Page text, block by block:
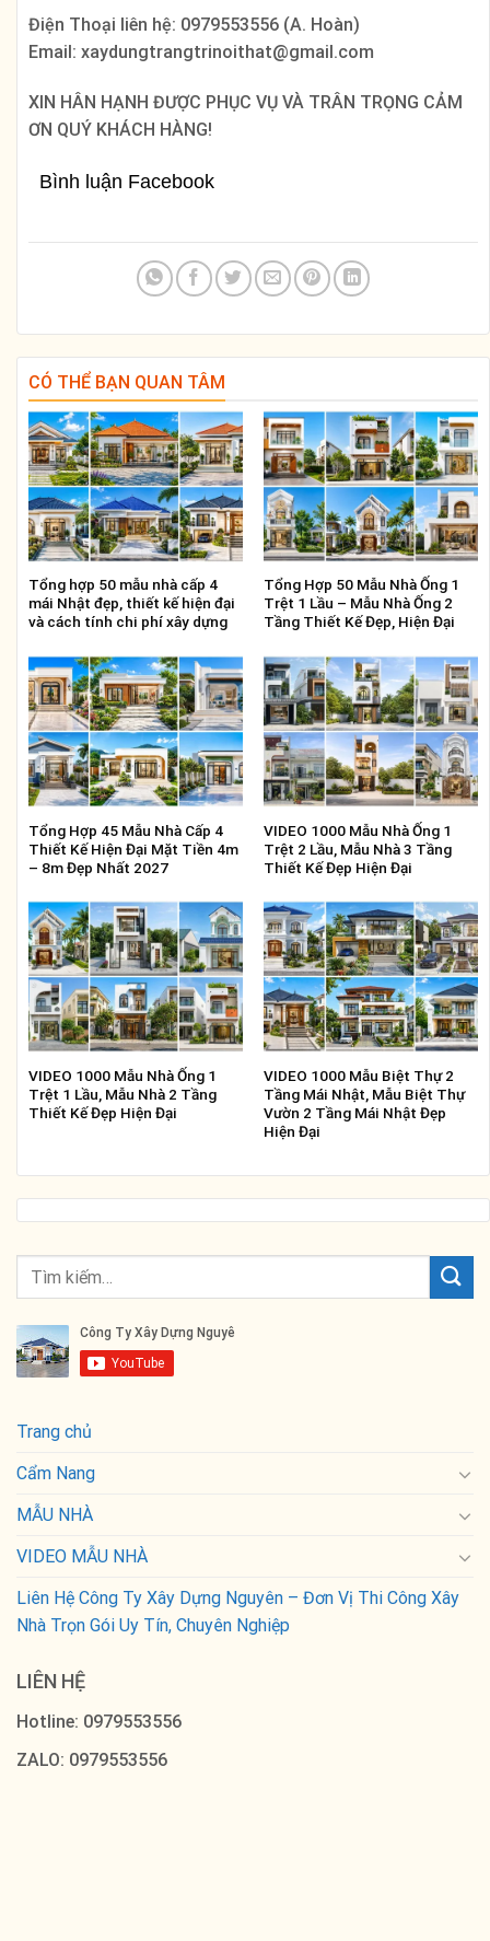
Điện Thoại liên hệ: 0979553556 (A. Hoàn)
Email: xaydungtrangtrinoithat@gmail.com
XIN HÂN HẠNH ĐƯỢC PHỤC VỤ VÀ TRÂN TRỌNG CẢM
ƠN QUÝ KHÁCH HÀNG!
Bình luận Facebook
CÓ THỂ BẠN QUAN TÂM
Tổng hợp 50 mẫu nhà cấp 4
mái Nhật đẹp, thiết kế hiện đại
và cách tính chi phí xây dựng
Tổng Hợp 50 Mẫu Nhà Ống 1
Trệt 1 Lầu – Mẫu Nhà Ống 2
Tầng Thiết Kế Đẹp, Hiện Đại
Tổng Hợp 45 Mẫu Nhà Cấp 4
Thiết Kế Hiện Đại Mặt Tiền 4m
– 8m Đẹp Nhất 2027
VIDEO 1000 Mẫu Nhà Ống 1
Trệt 2 Lầu, Mẫu Nhà 3 Tầng
Thiết Kế Đẹp Hiện Đại
VIDEO 1000 Mẫu Nhà Ống 1
Trệt 1 Lầu, Mẫu Nhà 2 Tầng
Thiết Kế Đẹp Hiện Đại
VIDEO 1000 Mẫu Biệt Thự 2
Tầng Mái Nhật, Mẫu Biệt Thự
Vườn 2 Tầng Mái Nhật Đẹp
Hiện Đại
Trang chủ
Cẩm Nang
MẪU NHÀ
VIDEO MẪU NHÀ
Liên Hệ Công Ty Xây Dựng Nguyên – Đơn Vị Thi Công Xây
Nhà Trọn Gói Uy Tín, Chuyên Nghiệp
LIÊN HỆ
Hotline: 0979553556
ZALO: 0979553556